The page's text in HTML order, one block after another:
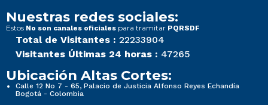
Nuestras redes sociales:
Estos No son canales oficiales para tramitar PQRSDF
Total de Visitantes : 22233904
Visitantes Últimas 24 horas : 47265
Ubicación Altas Cortes:
Calle 12 No 7 - 65, Palacio de Justicia Alfonso Reyes Echandía
Bogotá - Colombia